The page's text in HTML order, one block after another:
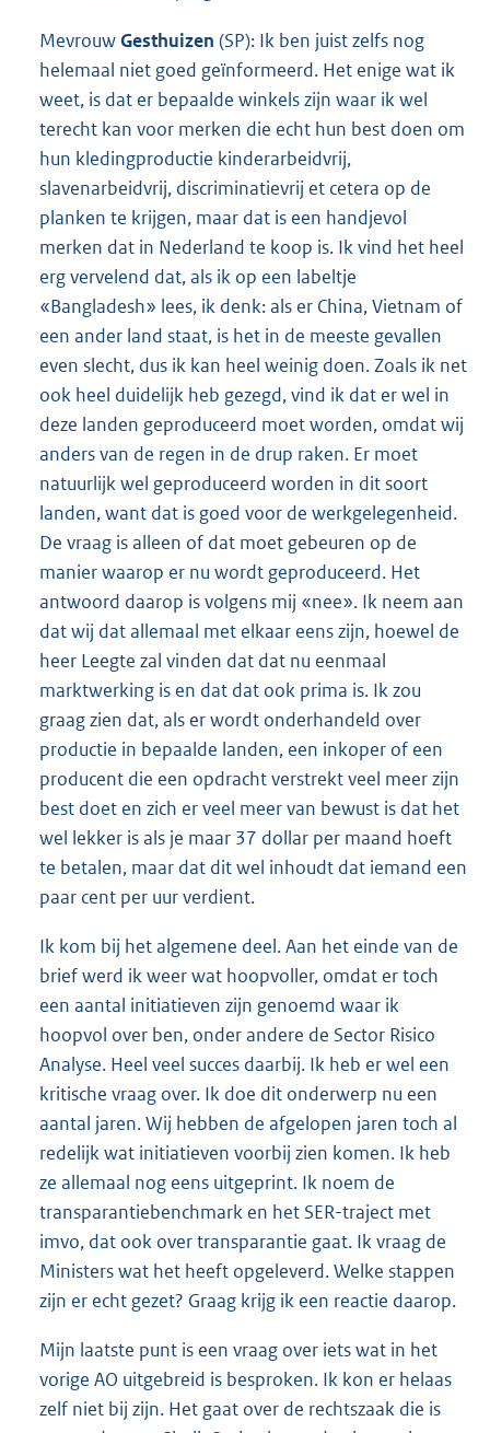
MevrouwGesthuizen (SP): Ik ben juist zelfs nog
helemaal niet goed geïnformeerd. Het enige wat ik
weet, is dat er bepaalde winkels zijn waar ik wel
terecht kan voor merken die echt hun best doen om
hun kledingproductie kinderarbeidvrij,
slavenarbeidvrij, discriminatievrij et cetera op de
planken te krijgen, maar dat is een handjevol
merken dat in Nederland te koop is. Ik vind het heel
erg vervelend dat, als ik op een labeltje
«Bangladesh» lees, ik denk: als er China, Vietnam of
een ander land staat, is het in de meeste gevallen
even slecht, dus ik kan heel weinig doen. Zoals ik net
ook heel duidelijk heb gezegd, vind ik dat er wel in
deze landen geproduceerd moet worden, omdat wij
anders van de regen in de drup raken. Er moet
natuurlijk wel geproduceerd worden in dit soort
landen, want dat is goed voor de werkgelegenheid.
De vraag is alleen of dat moet gebeuren op de
manier waarop er nu wordt geproduceerd. Het
antwoord daarop is volgens mij «nee». Ik neem aan
dat wij dat allemaal met elkaar eens zijn, hoewel de
heer Leegte zal vinden dat dat nu eenmaal
marktwerking is en dat dat ook prima is. Ik zou
graag zien dat, als er wordt onderhandeld over
productie in bepaalde landen, een inkoper of een
producent die een opdracht verstrekt veel meer zijn
best doet en zich er veel meer van bewust is dat het
wel lekker is als je maar 37 dollar per maand hoeft
te betalen, maar dat dit wel inhoudt dat iemand een
paar cent per uur verdient.
Ik kom bij het algemene deel. Aan het einde van de
brief werd ik weer wat hoopvoller, omdat er toch
een aantal initiatieven zijn genoemd waar ik
hoopvol over ben, onder andere de Sector Risico
Analyse. Heel veel succes daarbij. Ik heb er wel een
kritische vraag over. Ik doe dit onderwerp nu een
aantal jaren. Wij hebben de afgelopen jaren toch al
redelijk wat initiatieven voorbij zien komen. Ik heb
ze allemaal nog eens uitgeprint. Ik noem de
transparantiebenchmark en het SER-traject met
imvo, dat ook over transparantie gaat. Ik vraag de
Ministers wat het heeft opgeleverd. Welke stappen
zijn er echt gezet? Graag krijg ik een reactie daarop.
Mijn laatste punt is een vraag over iets wat in het
vorige AO uitgebreid is besproken. Ik kon er helaas
zelf niet bij zijn. Het gaat over de rechtszaak die is